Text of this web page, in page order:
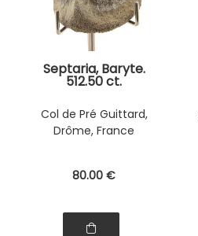
Septaria, Baryte.
512.50 ct.
Col de Pré Guittard,
Drôme, France
80.00 €